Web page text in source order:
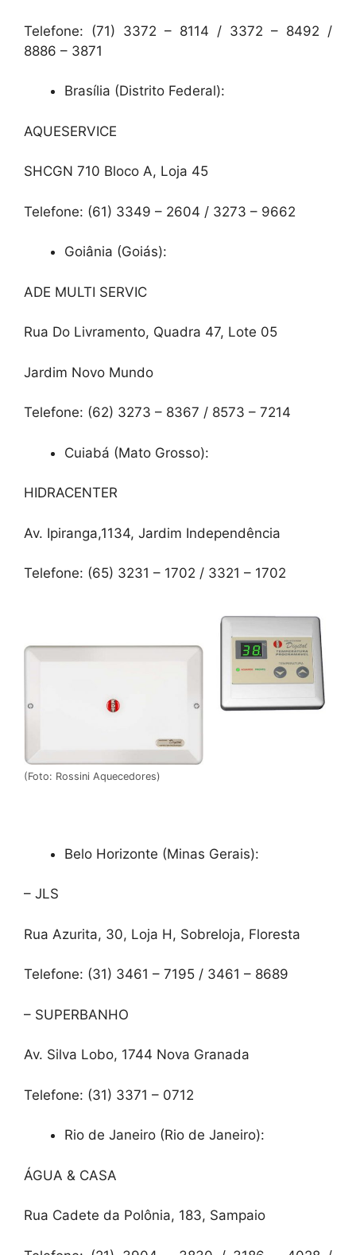
Telefone: (71) 3372 – 8114 / 3372 – 8492 /
8886 – 3871
Brasília (Distrito Federal):
AQUESERVICE
SHCGN 710 Bloco A, Loja 45
Telefone: (61) 3349 – 2604 / 3273 – 9662
Goiânia (Goiás):
ADE MULTI SERVIC
Rua Do Livramento, Quadra 47, Lote 05
Jardim Novo Mundo
Telefone: (62) 3273 – 8367 / 8573 – 7214
Cuiabá (Mato Grosso):
HIDRACENTER
Av. Ipiranga,1134, Jardim Independência
Telefone: (65) 3231 – 1702 / 3321 – 1702
(Foto: Rossini Aquecedores)
Belo Horizonte (Minas Gerais):
– JLS
Rua Azurita, 30, Loja H, Sobreloja, Floresta
Telefone: (31) 3461 – 7195 / 3461 – 8689
– SUPERBANHO
Av. Silva Lobo, 1744 Nova Granada
Telefone: (31) 3371 – 0712
Rio de Janeiro (Rio de Janeiro):
ÁGUA & CASA
Rua Cadete da Polônia, 183, Sampaio